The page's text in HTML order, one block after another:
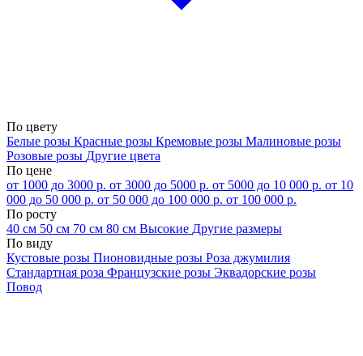
По цвету
Белые розы Красные розы Кремовые розы Малиновые розы
Розовые розы Другие цвета
По цене
от 1000 до 3000 р. от 3000 до 5000 р. от 5000 до 10 000 р. от 10
000 до 50 000 р. от 50 000 до 100 000 р. от 100 000 р.
По росту
40 см 50 см 70 см 80 см Высокие Другие размеры
По виду
Кустовые розы Пионовидные розы Роза джумилия
Стандартная роза Французские розы Эквадорские розы
Повод